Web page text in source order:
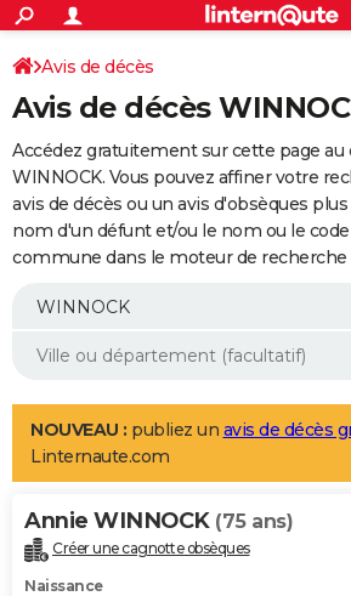
ACTUALITÉS
Politique
Société
Faits Divers
Education
Monde
Villes
+
SPORT
Coupe du monde 2026
Football
Tennis
Cyclisme
Rugby
Forum
Programme TV
TNT
Streaming
Cinéma
Sorties cinéma
Musique
+
FINANCE
Retraite
Epargne
Immobilier
Risques naturels par ville
Banque
Assurance
AUTO
Essais
Réserver un essai
Citadines
Berlines
SUV
Forum auto
+
Mobiles
Meilleur smartphone
Internet
Ordinateurs
Jeux vidéo
Guide high-tech
Aménagement intérieur
LIFESTYLE
Art de vivre
Bien-être
Loisirs
Mode
Modes de vie
Alimentation
Guide de la santé
Maladies
Médicaments
Sommeil
VOYAGE
Destinations
City break
Voyage nature
Voyage de noces
Forum
Climat
+PHOTO
Avis de décès
Avis de décès
Accédez gratuitement sur cette page au
WINNOCK. Vous pouvez affiner votre
avis de décès ou un avis d'obsèques
nom d'un défunt et/ou le nom ou le
commune dans le moteur de recherche
NOUVEAU : publiez un avis de décès
Linternaute.com
Annie WINNOCK (75 ans)
Créer une cagnotte obsèques
Naissance